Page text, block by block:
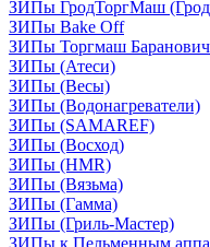
ЗИПы ГродТоргМаш
ЗИПы Bake Off
ЗИПы Торгмаш
ЗИПы (Атеси)
ЗИПы (Весы)
ЗИПы (Водонагреватели)
ЗИПы (SAMAREF)
ЗИПы (Восход)
ЗИПы (HMR)
ЗИПы (Вязьма)
ЗИПы (Гамма)
ЗИПы (Гриль-Мастер)
ЗИПы к Пельменным